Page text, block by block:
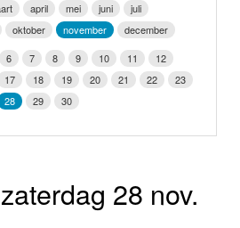
april mei juni
juli
oktober november
december
6 7 8 9 10 11
12
17 18 19 20 21 22
23
28 29 30
28 nov.